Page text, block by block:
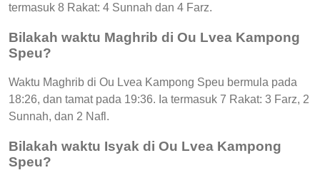
termasuk 8 Rakat: 4 Sunnah dan 4 Farz.
Bilakah waktu Maghrib di Ou Lvea Kampong
Speu?
Waktu Maghrib di Ou Lvea Kampong Speu bermula pada
18:26, dan tamat pada 19:36. Ia termasuk 7 Rakat: 3 Farz, 2
Sunnah, dan 2 Nafl.
Bilakah waktu Isyak di Ou Lvea Kampong
Speu?